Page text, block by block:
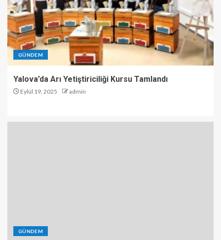
GÜNDEM
Yalova’da Arı Yetiştiriciliği Kursu Tamlandı
Eylül 19, 2025 admin
GÜNDEM